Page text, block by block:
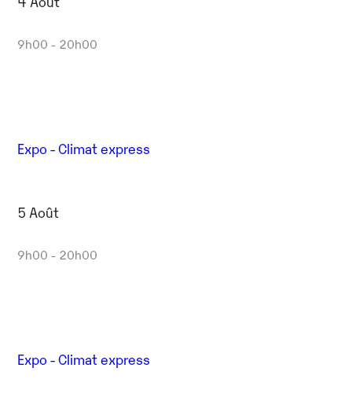
9h00 - 20h00
Expo - Climat express
5 Août
9h00 - 20h00
Expo - Climat express